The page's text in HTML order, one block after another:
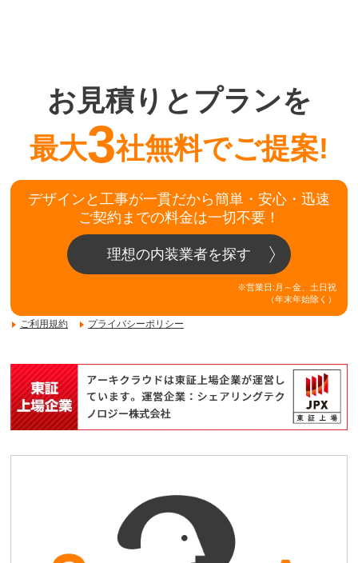
お見積りとプランを
最大3社無料でご提案!
デザインと工事が一貫だから簡単・安心・迅速
ご契約までの料金は一切不要！
理想の内装業者を探す
※営業日:月～金、土日祝
（年末年始除く）
ご利用規約 プライバシーポリシー